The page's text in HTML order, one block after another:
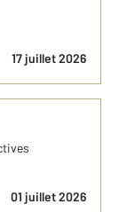
17 juillet 2026
01 juillet 2026